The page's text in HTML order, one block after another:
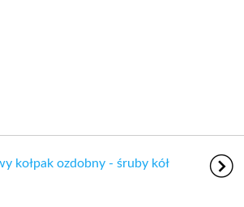
kołpak ozdobny - śruby kół